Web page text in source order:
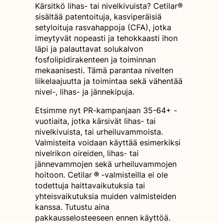
Kärsitkö lihas- tai nivelkivuista? Cetilar®
sisältää patentoituja, kasviperäisiä
setyloituja rasvahappoja (CFA), jotka
imeytyvät nopeasti ja tehokkaasti ihon
läpi ja palauttavat solukalvon
fosfolipidirakenteen ja toiminnan
mekaanisesti. Tämä parantaa nivelten
liikelaajuutta ja toimintaa sekä vähentää
nivel-, lihas- ja jännekipuja.
Etsimme nyt PR-kampanjaan 35-64+ -
vuotiaita, jotka kärsivät lihas- tai
nivelkivuista, tai urheiluvammoista.
Valmisteita voidaan käyttää esimerkiksi
nivelrikon oireiden, lihas- tai
jännevammojen sekä urheiluvammojen
hoitoon. Cetilar ® -valmisteilla ei ole
todettuja haittavaikutuksia tai
yhteisvaikutuksia muiden valmisteiden
kanssa. Tutustu aina
pakkausselosteeseen ennen käyttöä.